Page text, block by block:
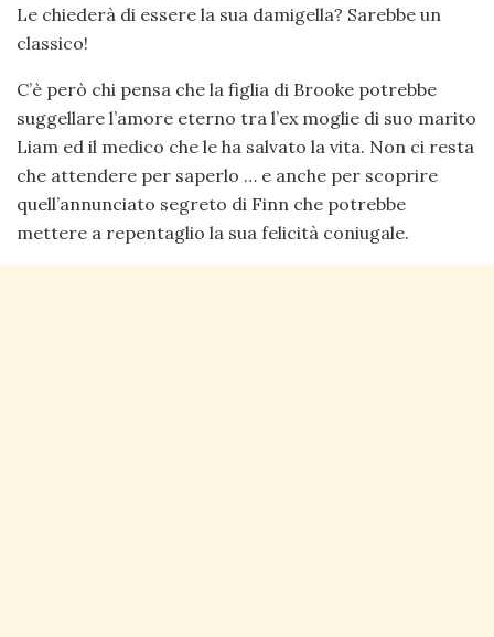
Le chiederà di essere la sua damigella? Sarebbe un
classico!
C’è però chi pensa che la figlia di Brooke potrebbe
suggellare l’amore eterno tra l’ex moglie di suo marito
Liam ed il medico che le ha salvato la vita. Non ci resta
che attendere per saperlo … e anche per scoprire
quell’annunciato segreto di Finn che potrebbe
mettere a repentaglio la sua felicità coniugale.